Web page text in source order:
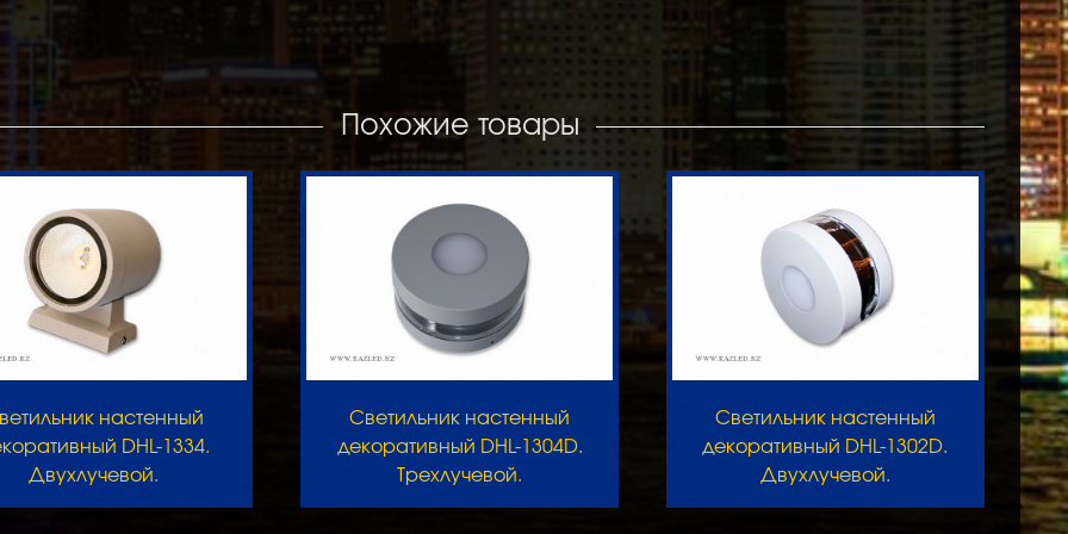
Похожие товары
настенный
DHL-1334.
Двухлучевой.
Светильник настенный
декоративный DHL-1304D.
Трехлучевой.
Светильник настенный
декоративный DHL-1302D.
Двухлучевой.